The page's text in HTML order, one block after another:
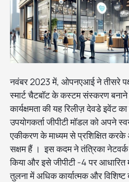
नवंबर 2023 में, ओपनएआई ने तीसरे
स्मार्ट चैटबॉट के कस्टम संस्करण बनाने
कार्यक्षमता की यह रिलीज़ देवडे इवेंट
उपयोगकर्ता जीपीटी मॉडल को अपने
एकीकरण के माध्यम से प्रशिक्षित
सक्षम हैं । इस कदम ने तंत्रिका
किया और इसे जीपीटी -4 पर
तुलना में अधिक कार्यात्मक और विशिष्ट